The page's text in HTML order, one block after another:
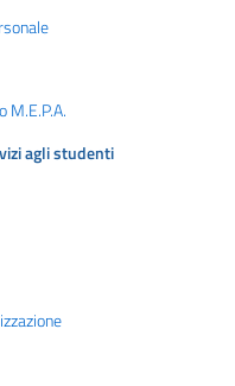
agli studenti